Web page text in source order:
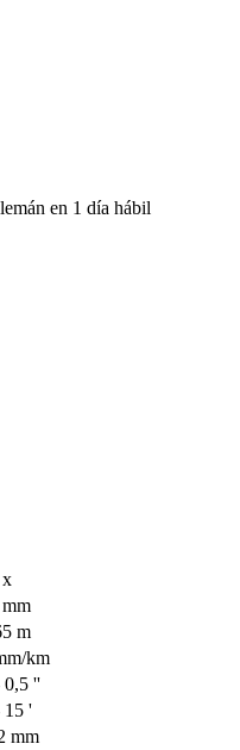
en 1 día hábil
x
m
km
0,5 ''
15 '
mm